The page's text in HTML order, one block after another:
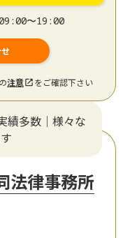
09:00〜19:00
注意 をご確認下さい
績多数｜様々な
法律事務所